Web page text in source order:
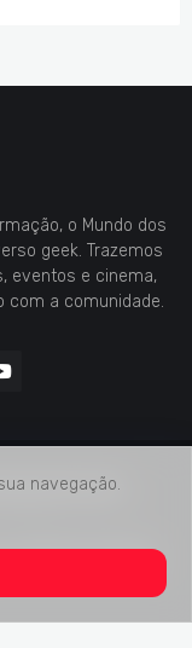
o Mundo dos
geek. Trazemos
eventos e cinema,
com a comunidade.
de Fatos
navegação.